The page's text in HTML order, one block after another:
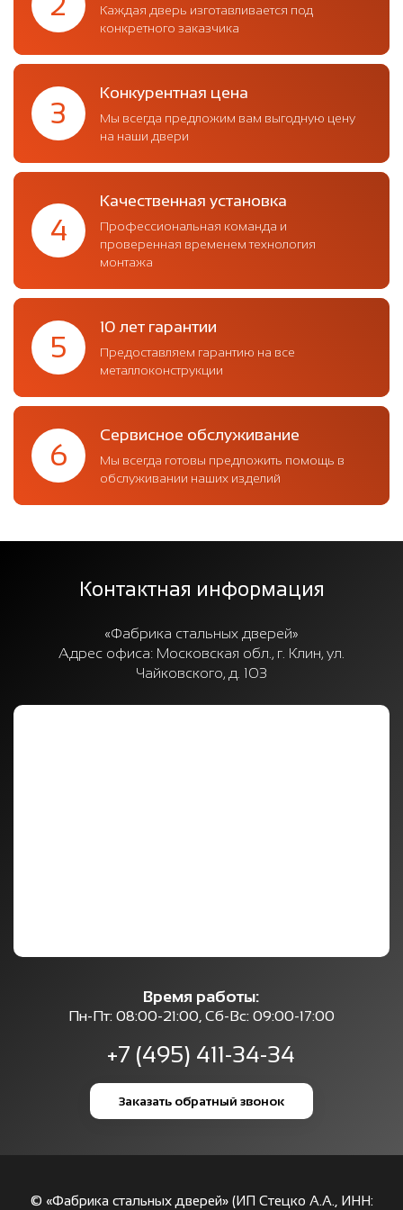
Каждая дверь изготавливается под
конкретного заказчика
3
Конкурентная цена
Мы всегда предложим вам выгодную цену
на наши двери
4
Качественная установка
Профессиональная команда и
проверенная временем технология
монтажа
5
10 лет гарантии
Предоставляем гарантию на все
металлоконструкции
6
Сервисное обслуживание
Мы всегда готовы предложить помощь в
обслуживании наших изделий
Контактная информация
«Фабрика стальных дверей»
Адрес офиса: Московская обл., г. Клин, ул.
Чайковского, д. 103
Время работы:
Пн-Пт: 08:00-21:00, Сб-Вс: 09:00-17:00
+7 (495) 411-34-34
Заказать обратный звонок
© «Фабрика стальных дверей» (ИП Стецко А.А., ИНН: